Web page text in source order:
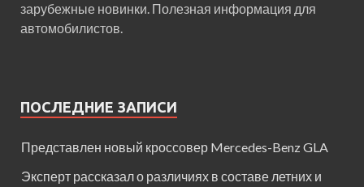
зарубежные новинки. Полезная информация для
автомобилистов.
ПОСЛЕДНИЕ ЗАПИСИ
Представлен новый кроссовер Mercedes-Benz GLA
Эксперт рассказал о различиях в составе летних и